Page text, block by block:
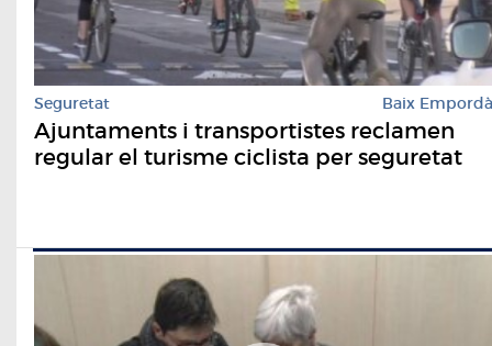
Seguretat Baix Empordà
Ajuntaments i transportistes reclamen
regular el turisme ciclista per seguretat